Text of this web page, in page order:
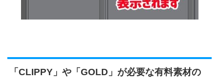
「CLIPPY」や「GOLD」が必要な有料素材の